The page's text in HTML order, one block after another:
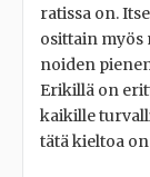
ratissa on.
osittain myös
noiden
Erikillä on
kaikille
tätä kieltoa